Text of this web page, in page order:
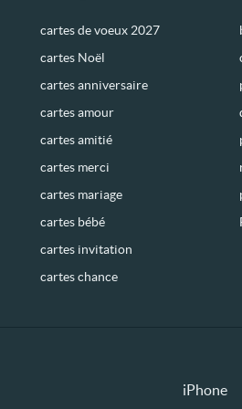
cartes de voeux 2027
cartes Noël
cartes anniversaire
cartes amour
cartes amitié
cartes merci
cartes mariage
cartes bébé
cartes invitation
cartes chance
iPhone